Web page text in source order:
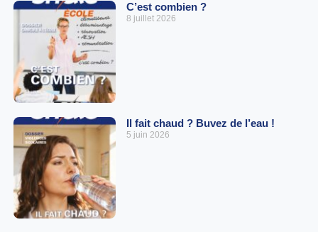
C’est combien ?
8 juillet 2026
Il fait chaud ? Buvez de l’eau !
5 juin 2026